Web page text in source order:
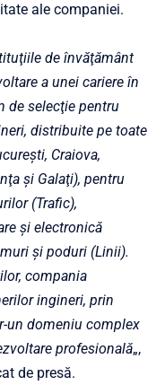
ale companiei.
de învăţământ
a unei cariere în
de selecţie pentru
distribuite pe toate
Craiova,
şi Galaţi), pentru
(Trafic),
şi electronică
şi poduri (Linii).
compania
ingineri, prin
un domeniu complex
profesională„,
de presă.